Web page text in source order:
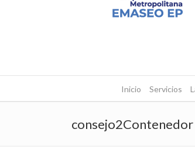
Inicio Servicios
consejo2Contenedor